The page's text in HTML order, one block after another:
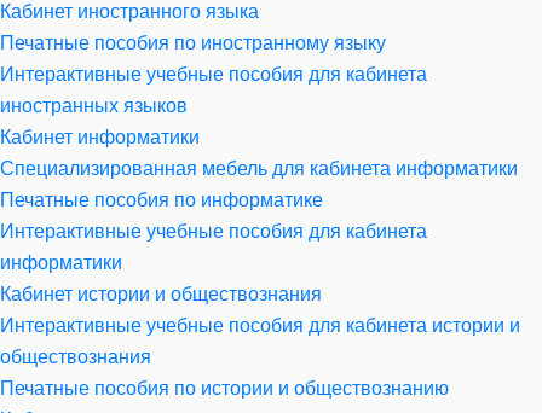
Кабинет иностранного языка
Печатные пособия по иностранному языку
Интерактивные учебные пособия для кабинета
иностранных языков
Кабинет информатики
Специализированная мебель для кабинета информатики
Печатные пособия по информатике
Интерактивные учебные пособия для кабинета
информатики
Кабинет истории и обществознания
Интерактивные учебные пособия для кабинета истории и
обществознания
Печатные пособия по истории и обществознанию